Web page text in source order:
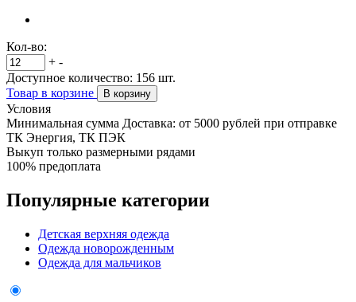
Кол-во:
+ -
Доступное количество: 156 шт.
Товар в корзине
В корзину
Условия
Минимальная сумма Доставка: от 5000 рублей при отправке
ТК Энергия, ТК ПЭК
Выкуп только размерными рядами
100% предоплата
Популярные категории
Детская верхняя одежда
Одежда новорожденным
Одежда для мальчиков